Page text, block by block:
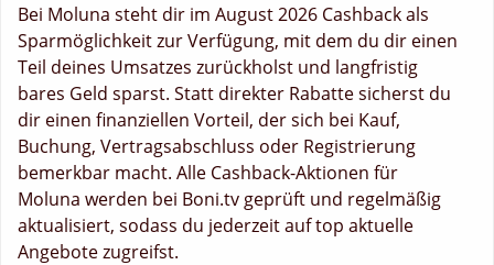
Bei Moluna steht dir im August 2026 Cashback als
Sparmöglichkeit zur Verfügung, mit dem du dir einen
Teil deines Umsatzes zurückholst und langfristig
bares Geld sparst. Statt direkter Rabatte sicherst du
dir einen finanziellen Vorteil, der sich bei Kauf,
Buchung, Vertragsabschluss oder Registrierung
bemerkbar macht. Alle Cashback-Aktionen für
Moluna werden bei Boni.tv geprüft und regelmäßig
aktualisiert, sodass du jederzeit auf top aktuelle
Angebote zugreifst.